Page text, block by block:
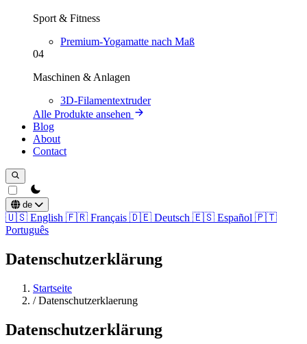
Sport & Fitness
Premium-Yogamatte nach Maß
04
Maschinen & Anlagen
3D-Filamentextruder
Alle Produkte ansehen
Blog
About
Contact
theme switcher
de
🇺🇸 English 🇫🇷 Français 🇩🇪 Deutsch 🇪🇸 Español 🇵🇹
Português
Datenschutzerklärung
Startseite
/ Datenschutzerklaerung
Datenschutzerklärung